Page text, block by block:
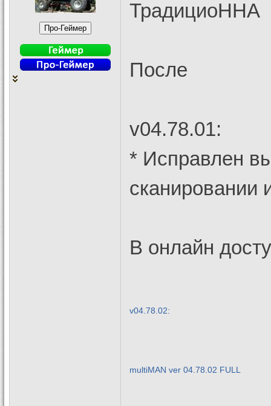
ТрадициоННА
После
v04.78.01:
* Исправлен
сканировании
В онлайн
v04.78.02:
multiMAN ver 04.78.02 FULL